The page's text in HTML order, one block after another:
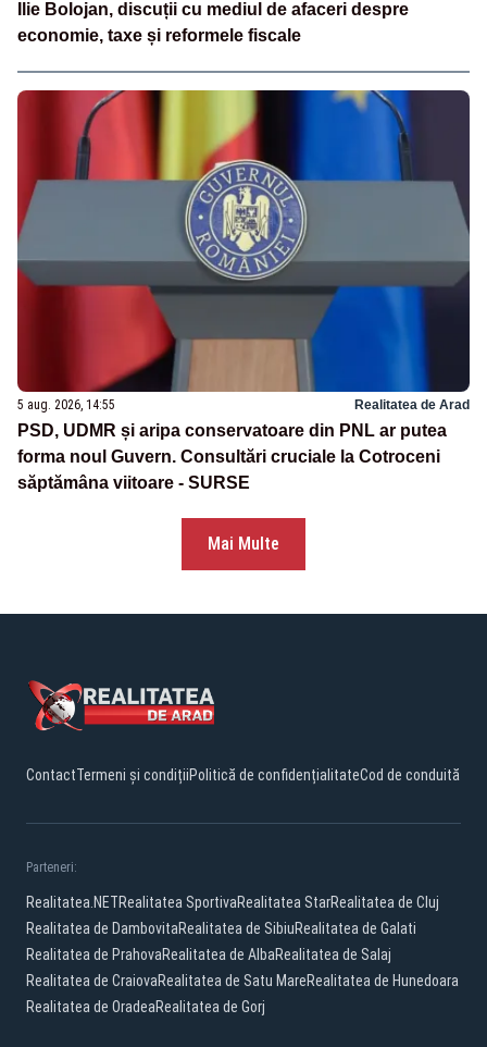
Ilie Bolojan, discuții cu mediul de afaceri despre
economie, taxe și reformele fiscale
5 aug. 2026, 14:55 Realitatea de Arad
PSD, UDMR și aripa conservatoare din PNL ar putea
forma noul Guvern. Consultări cruciale la Cotroceni
săptămâna viitoare - SURSE
Mai Multe
ContactTermeni și condițiiPolitică de confidențialitateCod de conduită
Parteneri:
Realitatea.NETRealitatea SportivaRealitatea StarRealitatea de Cluj
Realitatea de DambovitaRealitatea de SibiuRealitatea de Galati
Realitatea de PrahovaRealitatea de AlbaRealitatea de Salaj
Realitatea de CraiovaRealitatea de Satu MareRealitatea de Hunedoara
Realitatea de OradeaRealitatea de Gorj